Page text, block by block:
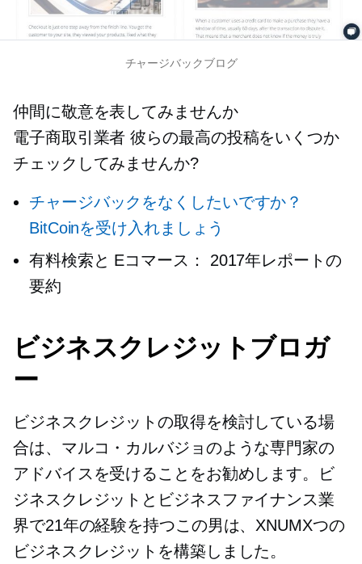
チャージバックブログ
仲間に敬意を表してみませんか
電子商取引業者 彼らの最高の投稿をいくつか
チェックしてみませんか?
チャージバックをなくしたいですか？
BitCoinを受け入れましょう
有料検索と Eコマース：
2017年レポートの
要約
ビジネスクレジットブロガ
ー
ビジネスクレジットの取得を検討している場
合は、マルコ・カルバジョのような専門家の
アドバイスを受けることをお勧めします。ビ
ジネスクレジットとビジネスファイナンス業
界で21年の経験を持つこの男は、XNUMXつの
ビジネスクレジットを構築しました。